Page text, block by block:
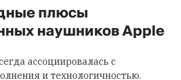
плюсы
наушников Apple
ассоциировалась с
и технологичностью.